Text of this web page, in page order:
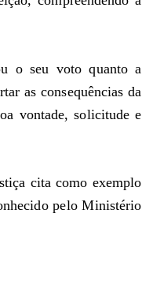
o seu voto quanto a
as consequências da
vontade, solicitude e
cita como exemplo
pelo Ministério